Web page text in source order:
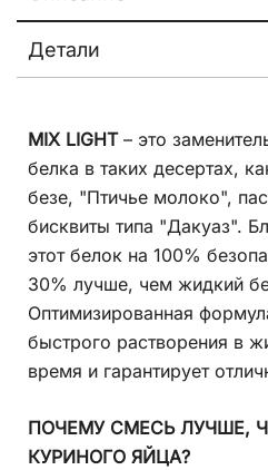
Детали
MIX LIGHT– это
белка в таких десертах,
безе, "Птичье молоко",
бисквиты типа "Дакуаз".
этот белок на 100%
30% лучше, чем жидкий
Оптимизированная
быстрого растворения в
время и гарантирует
ПОЧЕМУ СМЕСЬ ЛУЧШЕ,
КУРИНОГО ЯЙЦА?